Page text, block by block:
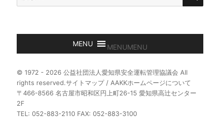
索:
MENUMENU
© 1972 - 2026 公益社団法人愛知県安全運転管理協議会 All
rights reserved.サイトマップ/ AAKKホームページについて
〒466-8566 名古屋市昭和区円上町26-15 愛知県高辻センター
2F
TEL: 052-883-2110 FAX: 052-883-3100